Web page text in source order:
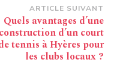
ARTICLE SUIVANT
Quels avantages d’une
construction d’un court
tennis à Hyères pour
les clubs locaux ?